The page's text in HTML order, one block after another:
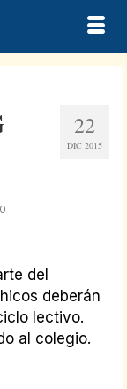
22
DIC 2015
del
deberán
lectivo.
al colegio.